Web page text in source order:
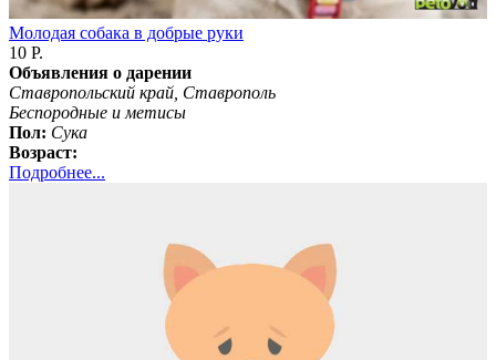
Молодая собака в добрые руки
10 Р.
Объявления о дарении
Ставропольский край, Ставрополь
Бeспородные и метисы
Пол: Сука
Возраст:
Подробнее...